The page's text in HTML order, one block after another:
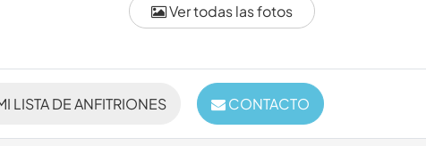
Ver todas las fotos
LISTA DE ANFITRIONES CONTACTO